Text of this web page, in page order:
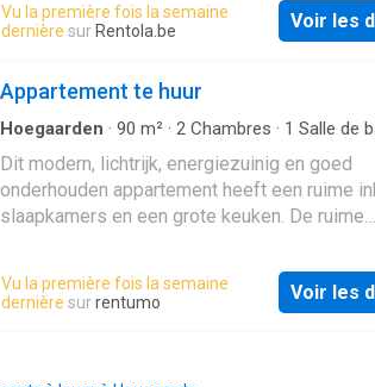
Vu la première fois la semaine
dernière sur Rentola.be Voir les
Appartement te huur
Hoegaarden · 90 m² · 2 Chambres · 1 Salle de
Dit modern, lichtrijk, energiezuinig en goed
onderhouden appartement heeft een ruime
slaapkamers en een grote keuken. De ruime
groen uitzicht waar je in alle rust kan
appartement biedt een groot wooncomfort
Vu la première fois la semaine
dernière surrentumo Voir les